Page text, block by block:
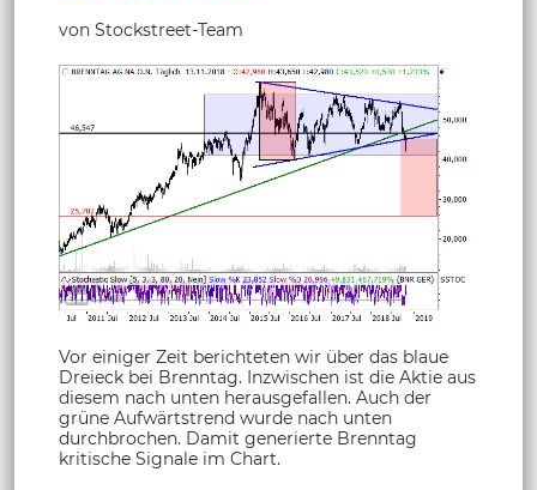
von Stockstreet-Team
Vor einiger Zeit berichteten wir über das blaue
Dreieck bei Brenntag. Inzwischen ist die Aktie aus
diesem nach unten herausgefallen. Auch der
grüne Aufwärtstrend wurde nach unten
durchbrochen. Damit generierte Brenntag
kritische Signale im Chart.